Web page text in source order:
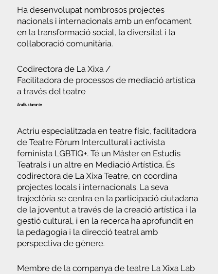
Ha desenvolupat nombrosos projectes
nacionals i internacionals amb un enfocament
en la transformació social, la diversitat i la
col·laboració comunitària.
Codirectora de La Xixa /
Facilitadora de processos de mediació artística
a través del teatre
Ana Bustamante
Actriu especialitzada en teatre físic, facilitadora
de Teatre Fòrum Intercultural i activista
feminista LGBTIQ+. Té un Màster en Estudis
Teatrals i un altre en Mediació Artística. És
codirectora de La Xixa Teatre, on coordina
projectes locals i internacionals. La seva
trajectòria se centra en la participació ciutadana
de la joventut a través de la creació artística i la
gestió cultural, i en la recerca ha aprofundit en
la pedagogia i la direcció teatral amb
perspectiva de gènere.
Membre de la companya de teatre La Xixa Lab